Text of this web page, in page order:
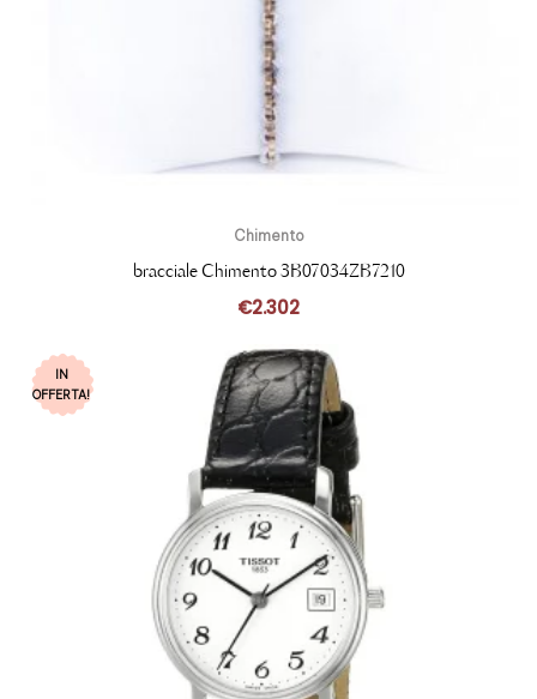
Chimento
bracciale Chimento 3B07034ZB7210
€2.302
IN
OFFERTA!